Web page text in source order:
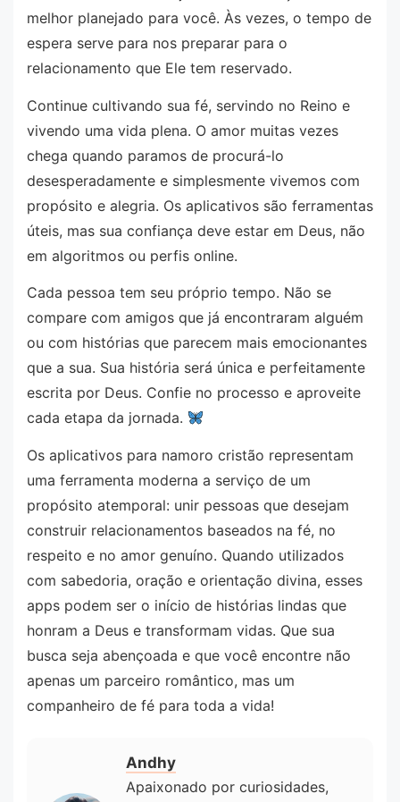
melhor planejado para você. Às vezes, o tempo de
espera serve para nos preparar para o
relacionamento que Ele tem reservado.
Continue cultivando sua fé, servindo no Reino e
vivendo uma vida plena. O amor muitas vezes
chega quando paramos de procurá-lo
desesperadamente e simplesmente vivemos com
propósito e alegria. Os aplicativos são ferramentas
úteis, mas sua confiança deve estar em Deus, não
em algoritmos ou perfis online.
Cada pessoa tem seu próprio tempo. Não se
compare com amigos que já encontraram alguém
ou com histórias que parecem mais emocionantes
que a sua. Sua história será única e perfeitamente
escrita por Deus. Confie no processo e aproveite
cada etapa da jornada.
Os aplicativos para namoro cristão representam
uma ferramenta moderna a serviço de um
propósito atemporal: unir pessoas que desejam
construir relacionamentos baseados na fé, no
respeito e no amor genuíno. Quando utilizados
com sabedoria, oração e orientação divina, esses
apps podem ser o início de histórias lindas que
honram a Deus e transformam vidas. Que sua
busca seja abençoada e que você encontre não
apenas um parceiro romântico, mas um
companheiro de fé para toda a vida!
Andhy
Apaixonado por curiosidades,